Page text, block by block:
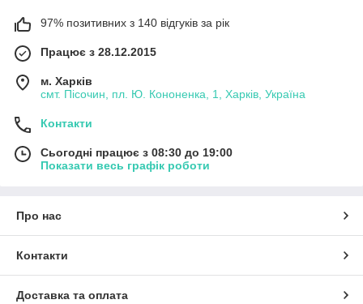
97% позитивних з 140 відгуків за рік
Працює з 28.12.2015
м. Харків
смт. Пісочин, пл. Ю. Кононенка, 1, Харків, Україна
Контакти
Сьогодні працює з 08:30 до 19:00
Показати весь графік роботи
Про нас
Контакти
Доставка та оплата